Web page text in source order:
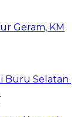
Geram, KM
Buru Selatan